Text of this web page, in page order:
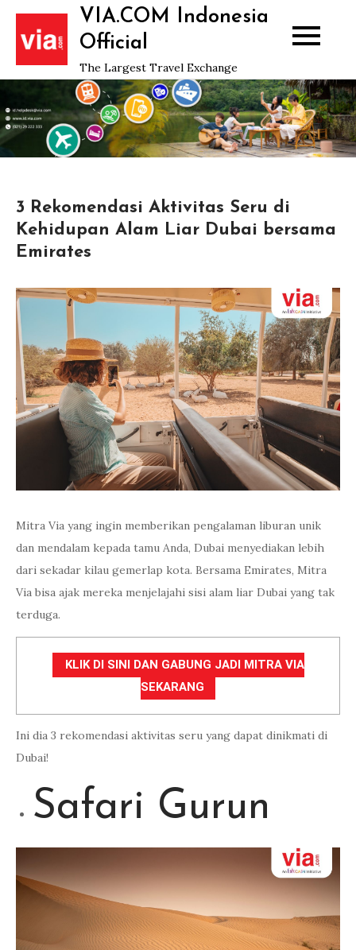
Skip
content
VIA.COM Indonesia
Official
The Largest Travel Exchange
3 Rekomendasi Aktivitas Seru di
Kehidupan Alam Liar Dubai bersama
Emirates
Mitra Via yang ingin memberikan pengalaman liburan unik
dan mendalam kepada tamu Anda, Dubai menyediakan lebih
dari sekadar kilau gemerlap kota. Bersama Emirates, Mitra
Via bisa ajak mereka menjelajahi sisi alam liar Dubai yang tak
terduga.
KLIK DI SINI DAN GABUNG JADI MITRA VIA
SEKARANG
Ini dia 3 rekomendasi aktivitas seru yang dapat dinikmati di
Dubai!
Safari Gurun